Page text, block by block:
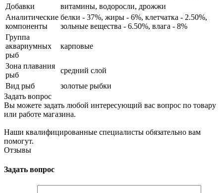
Добавки
витамины, водоросли, дрожжи
Аналитические
компоненты
белки - 37%, жиры - 6%, клетчатка - 2.50%,
зольные вещества - 6.50%, влага - 8%
Группа
аквариумных
рыб
карповые
Зона плавания
рыб
средний слой
Вид рыб
золотые рыбки
Задать вопрос
Вы можете задать любой интересующий вас вопрос по товару
или работе магазина.
Наши квалифицированные специалисты обязательно вам
помогут.
Отзывы
Задать вопрос